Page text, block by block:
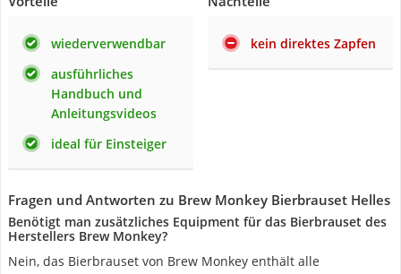
wiederverwendbar
ausführliches
Handbuch und
Anleitungsvideos
ideal für Einsteiger
kein direktes Zapfen
Fragen und Antworten zu Brew Monkey Bierbrauset Helles
Benötigt man zusätzliches Equipment für das Bierbrauset des
Herstellers Brew Monkey?
Nein, das Bierbrauset von Brew Monkey enthält alle